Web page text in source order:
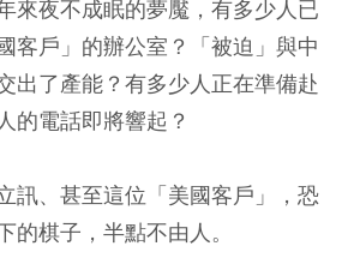
來夜不成眠的夢魘，有多少人已
客戶」的辦公室？「被迫」與中
出了產能？有多少人正在準備赴
的電話即將響起？
訊、甚至這位「美國客戶」，恐
的棋子，半點不由人。